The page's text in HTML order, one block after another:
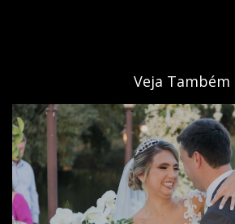
Veja Também